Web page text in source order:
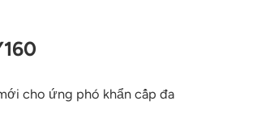
cho ứng phó khẩn cấp đa